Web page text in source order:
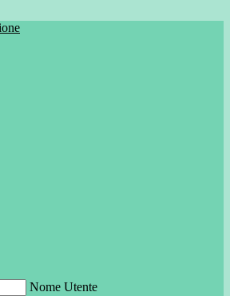
Nome Utente